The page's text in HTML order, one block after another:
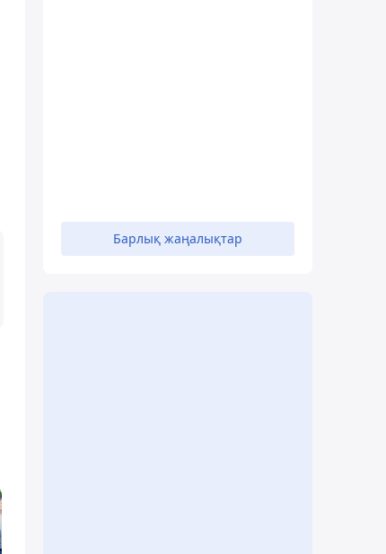
Барлық жаңалықтар